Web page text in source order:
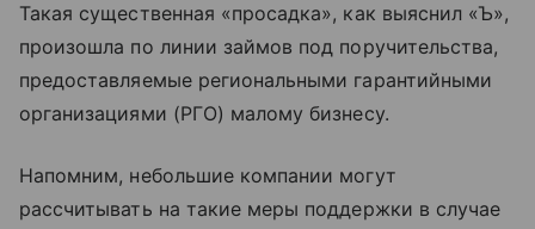
Такая существенная «просадка», как выяснил «Ъ»,
произошла по линии займов под поручительства,
предоставляемые региональными гарантийными
организациями (РГО) малому бизнесу.
Напомним, небольшие компании могут
рассчитывать на такие меры поддержки в случае